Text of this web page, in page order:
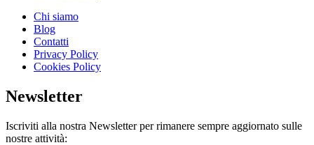
Chi siamo
Blog
Contatti
Privacy Policy
Cookies Policy
Newsletter
Iscriviti alla nostra Newsletter per rimanere sempre aggiornato sulle
nostre attività: